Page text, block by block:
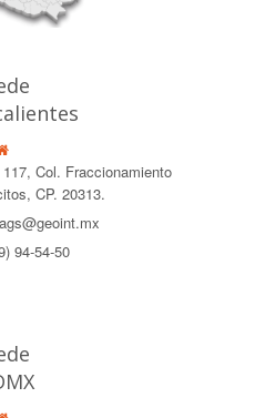
Col. Fraccionamiento
CP. 20313.
94-54-50